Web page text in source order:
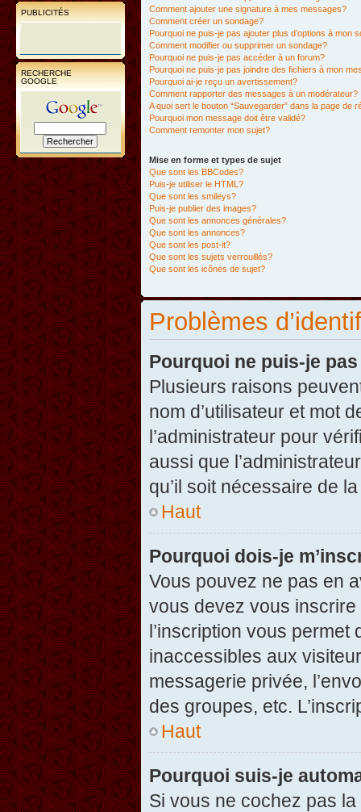
PUBLICITÉS
RECHERCHE
GOOGLE
Comment ajouter une signature à mes messages?
Comment créer un sondage?
Pourquoi ne puis-je pas ajouter plus d’options à mon
Comment modifier ou supprimer un sondage?
Pourquoi ne puis-je pas accéder à un forum?
Pourquoi ne puis-je pas joindre des fichiers à mon
Pourquoi ai-je reçu un avertissement?
Comment rapporter des messages à un modérateur?
A quoi sert le bouton “Sauvegarder” dans la page de
Pourquoi mon message doit être validé?
Comment remonter mon sujet?
Mise en forme et types de sujet
Que sont les BBCodes?
Puis-je utiliser le HTML?
Que sont les smileys?
Puis-je publier des images?
Que sont les annonces générales?
Que sont les annonces?
Que sont les post-it?
Que sont les sujets verrouillés?
Que sont les icônes de sujet?
Problèmes
Pourquoi ne puis-je
Plusieurs raisons
nom d’utilisateur et mot
l’administrateur pour
aussi que
qu’il soit nécessaire de
Haut
Pourquoi dois-je
Vous pouvez ne pas en
vous devez vous
l’inscription vous
inaccessibles aux
messagerie privée,
des groupes, etc.
Haut
Pourquoi suis-je
Si vous ne cochez pas